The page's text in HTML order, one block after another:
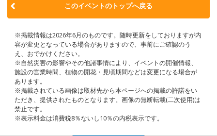
このイベントのトップへ戻る
※掲載情報は2026年6月のものです。随時更新をしておりますが内
容が変更となっている場合がありますので、事前にご確認のう
え、おでかけください。
※自然災害の影響やその他諸事情により、イベントの開催情報、
施設の営業時間、植物の開花・見頃期間などは変更になる場合が
あります。
※掲載されている画像は取材先から本ページへの掲載の許諾をい
ただき、提供されたものとなります。画像の無断転載(二次使用)は
禁止です。
※表示料金は消費税8％ないし10％の内税表示です。